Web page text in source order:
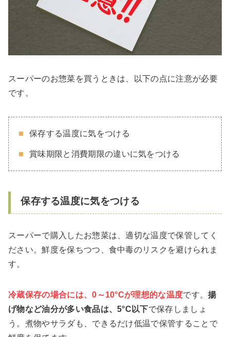
スーパーのお惣菜を買うときは、以下の点に注意が必要
です。
保存する温度に気をつける
賞味期限と消費期限の違いに気をつける
保存する温度に気をつける
スーパーで購入したお惣菜は、適切な温度で保管してく
ださい。鮮度を保ちつつ、食中毒のリスクを避けられま
す。
冷蔵保存の場合には、0～10°Cが理想的な温度です。揚
げ物など油分が多い食品は、5°C以下で保存しましょ
う。煮物やサラダも、できるだけ低温で保管することで